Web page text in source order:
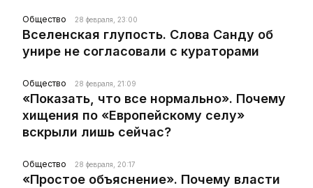
Общество 28 февраля, 23:00
Вселенская глупость. Слова Санду об
унире не согласовали с кураторами
Общество 28 февраля, 21:09
«Показать, что все нормально». Почему
хищения по «Европейскому селу»
вскрыли лишь сейчас?
Общество 28 февраля, 20:17
«Простое объяснение». Почему власти